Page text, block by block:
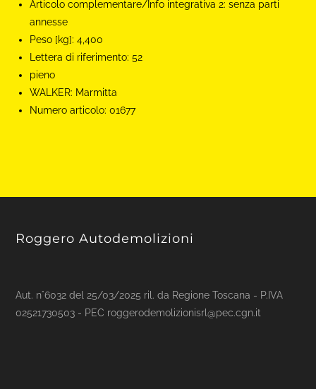
Articolo complementare/Info integrativa 2:senza parti
annesse
Peso [kg]:4,400
Lettera di riferimento:52
pieno
WALKER: Marmitta
Numero articolo:01677
Roggero Autodemolizioni
Aut. n°6032 del 25/03/2025 ril. da Regione Toscana - P.IVA
02521730503 - PEC roggerodemolizionisrl@pec.cgn.it